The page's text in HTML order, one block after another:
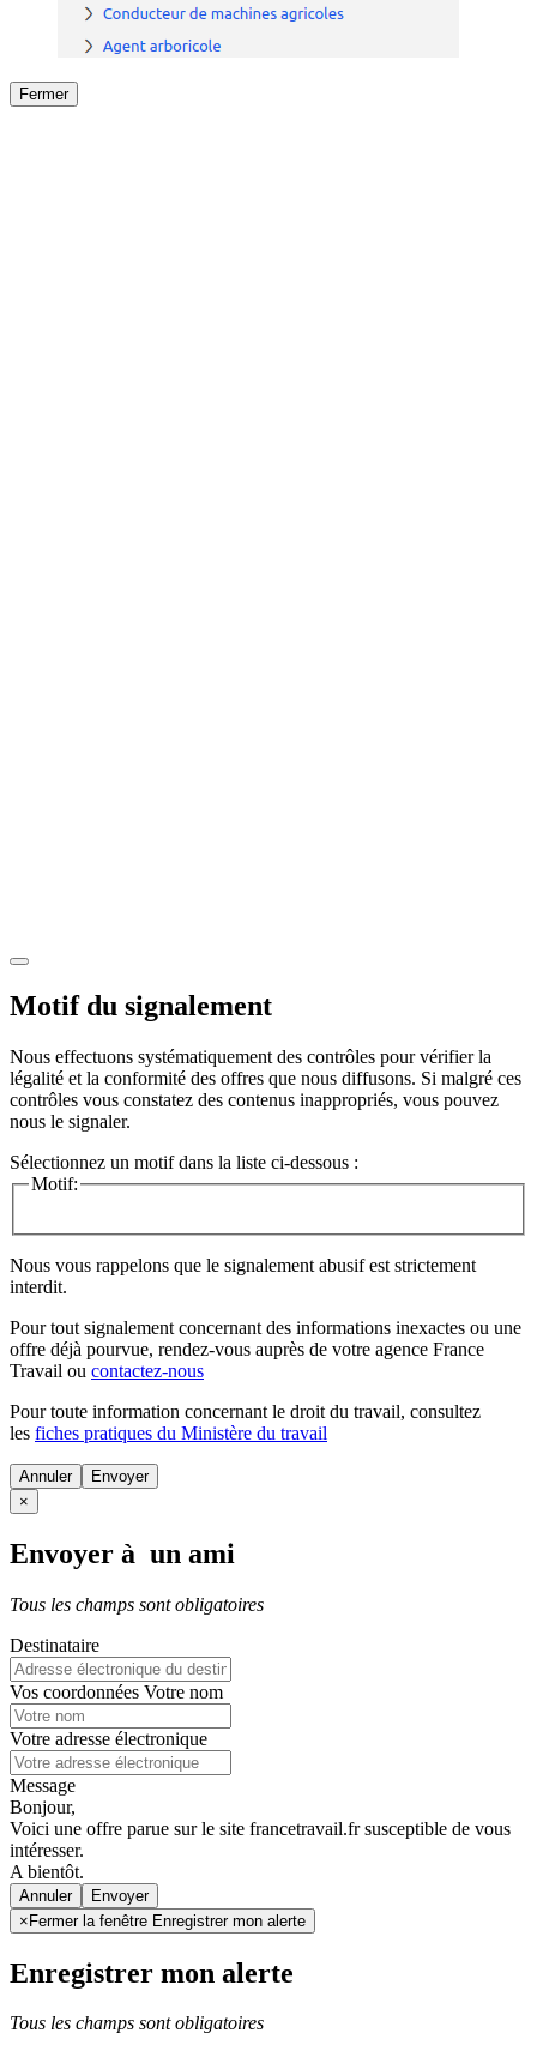
Fermer
Motif du signalement
Nous effectuons systématiquement des contrôles pour vérifier la
légalité et la conformité des offres que nous diffusons. Si malgré ces
contrôles vous constatez des contenus inappropriés, vous pouvez
nous le signaler.
Sélectionnez un motif dans la liste ci-dessous :
Motif:
Nous vous rappelons que le signalement abusif est strictement
interdit.
Pour tout signalement concernant des informations inexactes ou une
offre déjà pourvue, rendez-vous auprès de votre agence France
Travail ou contactez-nous
Pour toute information concernant le droit du travail, consultez
les fiches pratiques du Ministère du travail
Annuler
×
Envoyer à un ami
Tous les champs sont obligatoires
Destinataire
Vos coordonnées Votre nom
Votre adresse électronique
Message
Bonjour,
Voici une offre parue sur le site francetravail.fr susceptible de vous
intéresser.
A bientôt.
Annuler
×Fermer la fenêtre Enregistrer mon alerte
Enregistrer mon alerte
Tous les champs sont obligatoires